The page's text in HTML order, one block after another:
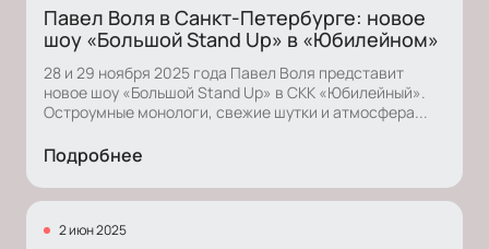
Павел Воля в Санкт-Петербурге: новое
шоу «Большой Stand Up» в «Юбилейном»
28 и 29 ноября 2025 года Павел Воля представит
новое шоу «Большой Stand Up» в СКК «Юбилейный».
Остроумные монологи, свежие шутки и атмосфера...
Подробнее
2 июн 2025